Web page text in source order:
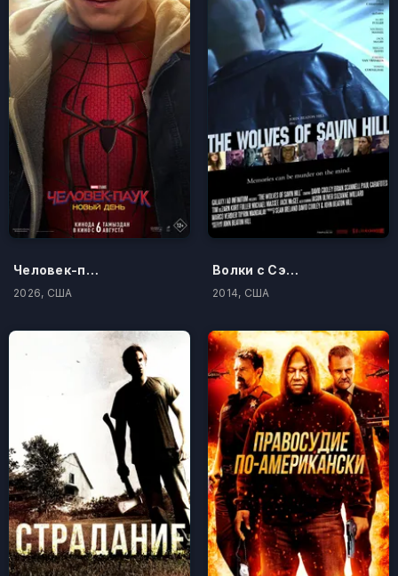
Человек-паук: Новый день
2026, США
Волки с Сэйвин-Хилл
2014, США